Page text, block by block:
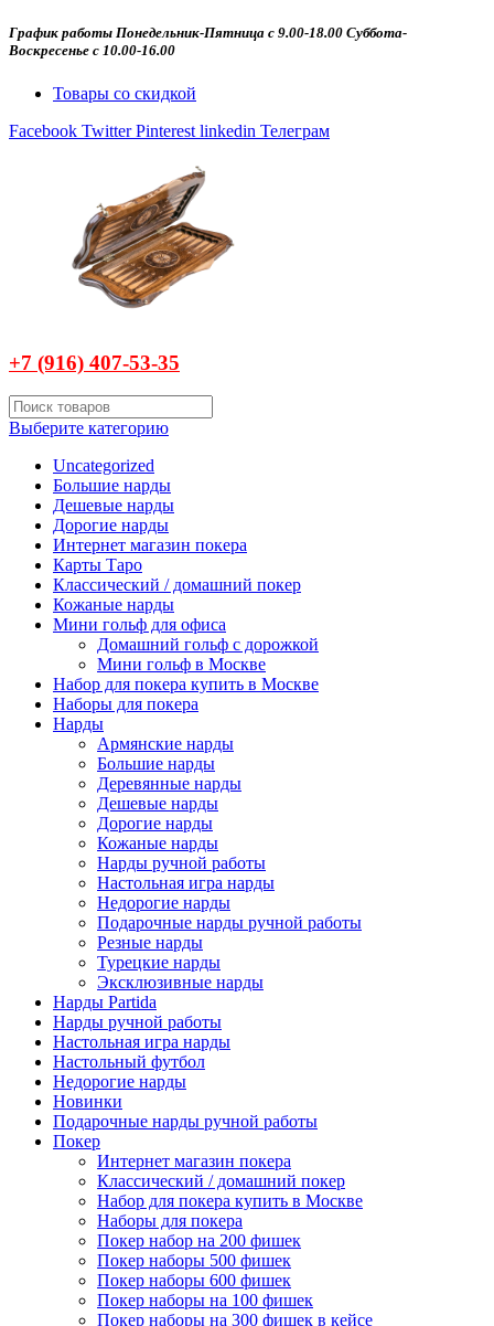
График работы Понедельник-Пятница с 9.00-18.00 Суббота-
Воскресенье с 10.00-16.00
Товары со скидкой
Facebook Twitter Pinterest linkedin Телеграм
+7 (916) 407-53-35
Выберите категорию
Uncategorized
Большие нарды
Дешевые нарды
Дорогие нарды
Интернет магазин покера
Карты Таро
Классический / домашний покер
Кожаные нарды
Мини гольф для офиса
Домашний гольф с дорожкой
Мини гольф в Москве
Набор для покера купить в Москве
Наборы для покера
Нарды
Армянские нарды
Большие нарды
Деревянные нарды
Дешевые нарды
Дорогие нарды
Кожаные нарды
Нарды ручной работы
Настольная игра нарды
Недорогие нарды
Подарочные нарды ручной работы
Резные нарды
Турецкие нарды
Эксклюзивные нарды
Нарды Partida
Нарды ручной работы
Настольная игра нарды
Настольный футбол
Недорогие нарды
Новинки
Подарочные нарды ручной работы
Покер
Интернет магазин покера
Классический / домашний покер
Набор для покера купить в Москве
Наборы для покера
Покер набор на 200 фишек
Покер наборы 500 фишек
Покер наборы 600 фишек
Покер наборы на 100 фишек
Покер наборы на 300 фишек в кейсе